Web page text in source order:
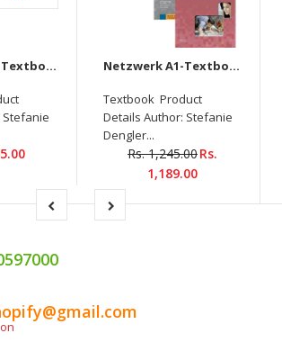
Netzwerk A1-Textbook+Workbook+Glossar+Intensivtrainer + Downloadable audio CD
Stefanie
Netzwerk A1-Textbook+Workbook+Glossar+Testheft+Audios Downloadable (Set of 4 books)
Textbook Product
Details Author: Stefanie
Dengler...
Rs. 1,245.00Rs.
1,189.00